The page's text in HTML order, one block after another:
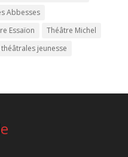
Abbesses
Essaïon
Théâtre Michel
jeunesse